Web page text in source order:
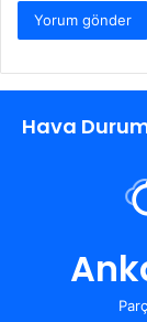
Hava